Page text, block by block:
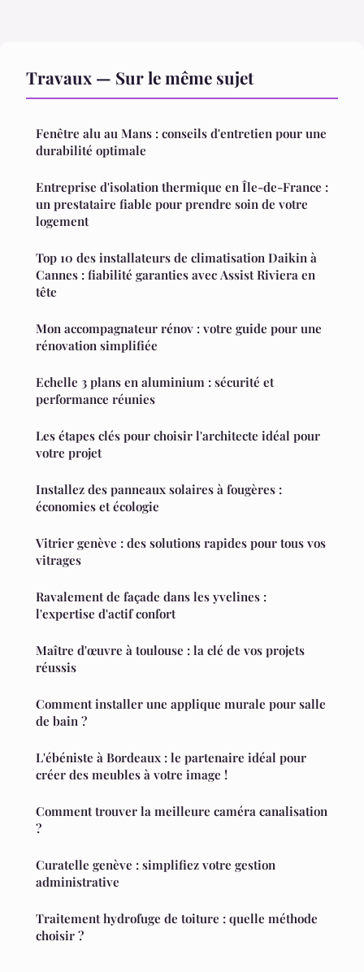
Travaux — Sur le même sujet
Fenêtre alu au Mans : conseils d'entretien pour une
durabilité optimale
Entreprise d'isolation thermique en Île-de-France :
un prestataire fiable pour prendre soin de votre
logement
Top 10 des installateurs de climatisation Daikin à
Cannes : fiabilité garanties avec Assist Riviera en
tête
Mon accompagnateur rénov : votre guide pour une
rénovation simplifiée
Echelle 3 plans en aluminium : sécurité et
performance réunies
Les étapes clés pour choisir l'architecte idéal pour
votre projet
Installez des panneaux solaires à fougères :
économies et écologie
Vitrier genève : des solutions rapides pour tous vos
vitrages
Ravalement de façade dans les yvelines :
l'expertise d'actif confort
Maître d'œuvre à toulouse : la clé de vos projets
réussis
Comment installer une applique murale pour salle
de bain ?
L'ébéniste à Bordeaux : le partenaire idéal pour
créer des meubles à votre image !
Comment trouver la meilleure caméra canalisation
?
Curatelle genève : simplifiez votre gestion
administrative
Traitement hydrofuge de toiture : quelle méthode
choisir ?